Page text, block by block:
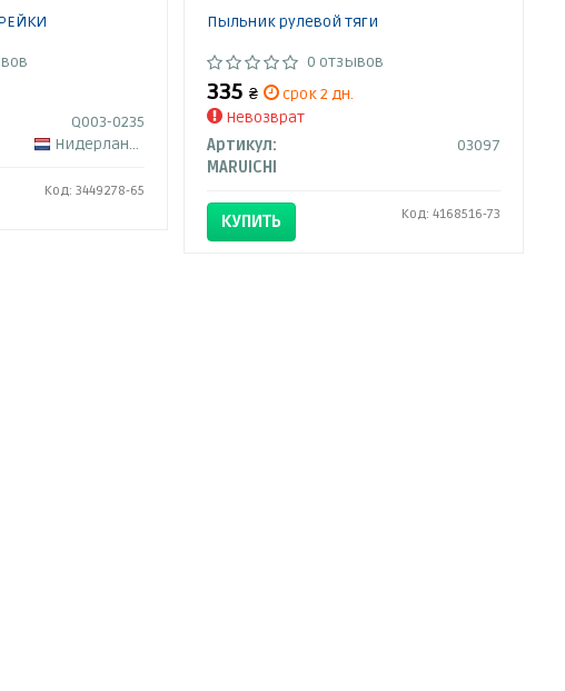
Q003-0235
Нидерланды
Код: 3449278-65
Пыльник рулевой тяги
0 отзывов
335₴
срок 2 дн.
Невозврат
Артикул:
03097
MARUICHI
КУПИТЬ Код: 4168516-73